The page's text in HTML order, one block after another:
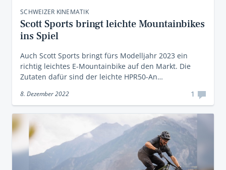
SCHWEIZER KINEMATIK
Scott Sports bringt leichte Mountainbikes
ins Spiel
Auch Scott Sports bringt fürs Modelljahr 2023 ein
richtig leichtes E-Mountainbike auf den Markt. Die
Zutaten dafür sind der leichte HPR50-An…
8. Dezember 2022 1